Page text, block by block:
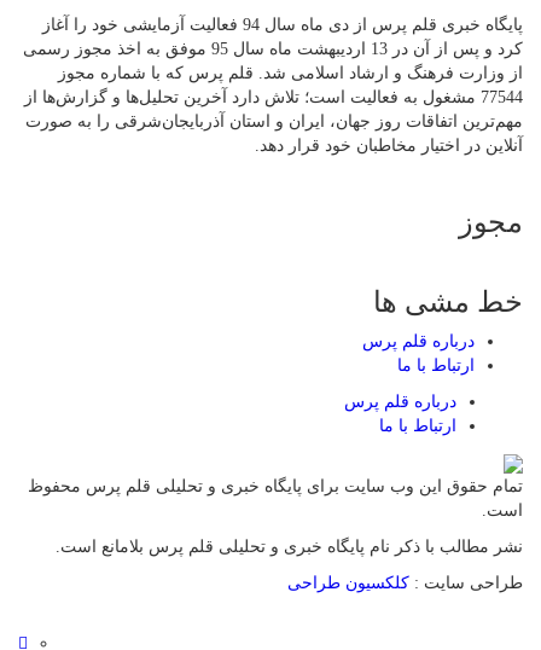
پایگاه خبری قلم پرس از دی ماه سال 94 فعالیت آزمایشی خود را آغاز
کرد و پس از آن در 13 اردیبهشت ماه سال 95 موفق به اخذ مجوز رسمی
از وزارت فرهنگ و ارشاد اسلامی شد. قلم پرس که با شماره مجوز
77544 مشغول به فعالیت است؛ تلاش دارد آخرین تحلیل‌ها و گزارش‌ها از
مهم‌ترین اتفاقات روز جهان، ایران و استان آذربایجان‌شرقی را به صورت
آنلاین در اختیار مخاطبان خود قرار دهد.
مجوز
خط مشی ها
درباره قلم پرس
ارتباط با ما
درباره قلم پرس
ارتباط با ما
تمام حقوق این وب سایت برای پایگاه خبری و تحلیلی قلم پرس محفوظ
است.
نشر مطالب با ذکر نام پایگاه خبری و تحلیلی قلم پرس بلامانع است.
طراحی سایت : کلکسیون طراحی